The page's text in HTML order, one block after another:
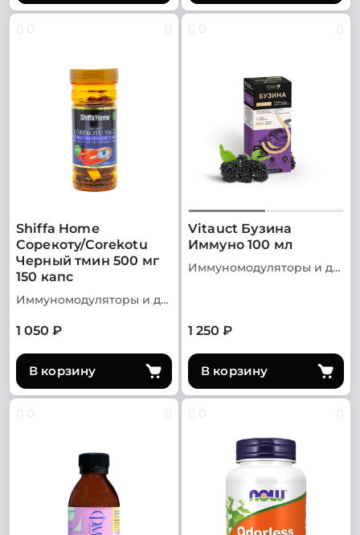
0
Shiffa Home
Сорекоту/Corekotu
Черный тмин 500 мг
150 капс
Иммуномодуляторы и добавки для иммунитета
1 050 ₽
В корзину
0
Vitauct Бузина
Иммуно 100 мл
Иммуномодуляторы и добавки для иммунитета
1 250 ₽
В корзину
0 0